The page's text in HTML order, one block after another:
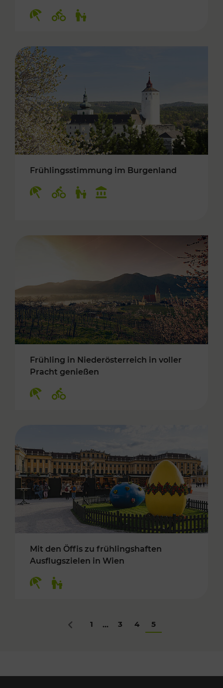
Frühlingsstimmung im Burgenland
Frühling in Niederösterreich in voller
Pracht genießen
Mit den Öffis zu frühlingshaften
Ausflugszielen in Wien
Zurück
1 ... 3 4 5